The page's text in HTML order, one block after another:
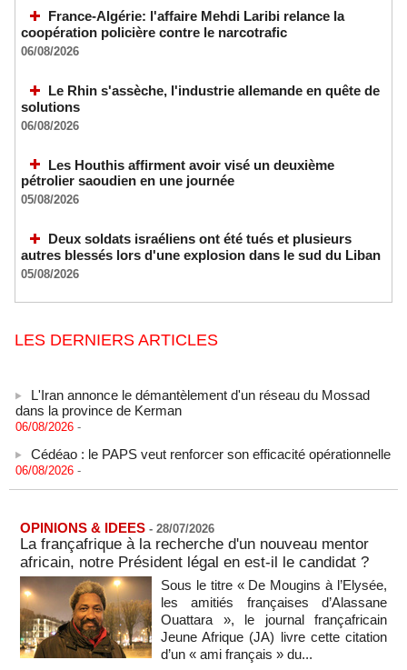
France-Algérie: l'affaire Mehdi Laribi relance la
coopération policière contre le narcotrafic
06/08/2026
Le Rhin s'assèche, l'industrie allemande en quête de
solutions
06/08/2026
Les Houthis affirment avoir visé un deuxième
pétrolier saoudien en une journée
05/08/2026
Deux soldats israéliens ont été tués et plusieurs
autres blessés lors d'une explosion dans le sud du Liban
05/08/2026
LES DERNIERS ARTICLES
dans la province de Kerman
06/08/2026 -
06/08/2026
L'armée nigériane obtient une hausse salariale historique
Au Nigeria, plus de 300 victimes d’enlèvements ont été
libérées
06/08/2026 -
Au Nigeria, plus de 300 victimes d’enlèvements ont été
libérées
06/08/2026 -
Soutenir l’intégrité de l’information à Sao Tomé-et-Principe à
OPINIONS & IDEES - 28/07/2026
La françafrique à la recherche d'un nouveau mentor
africain, notre Président légal en est-il le candidat ?
Sous le titre « De Mougins à l’Elysée,
les amitiés françaises d’Alassane
Ouattara », le journal françafricain
Jeune Afrique (JA) livre cette citation
d’un « ami français » du...